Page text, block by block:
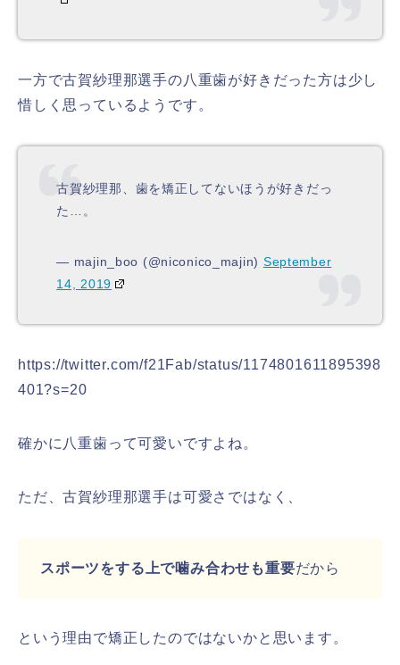
一方で古賀紗理那選手の八重歯が好きだった方は少し
惜しく思っているようです。
古賀紗理那、歯を矯正してないほうが好きだっ
た…。
— majin_boo (@niconico_majin) September
14, 2019
https://twitter.com/f21Fab/status/1174801611895398
401?s=20
確かに八重歯って可愛いですよね。
ただ、古賀紗理那選手は可愛さではなく、
スポーツをする上で噛み合わせも重要だから
という理由で矯正したのではないかと思います。